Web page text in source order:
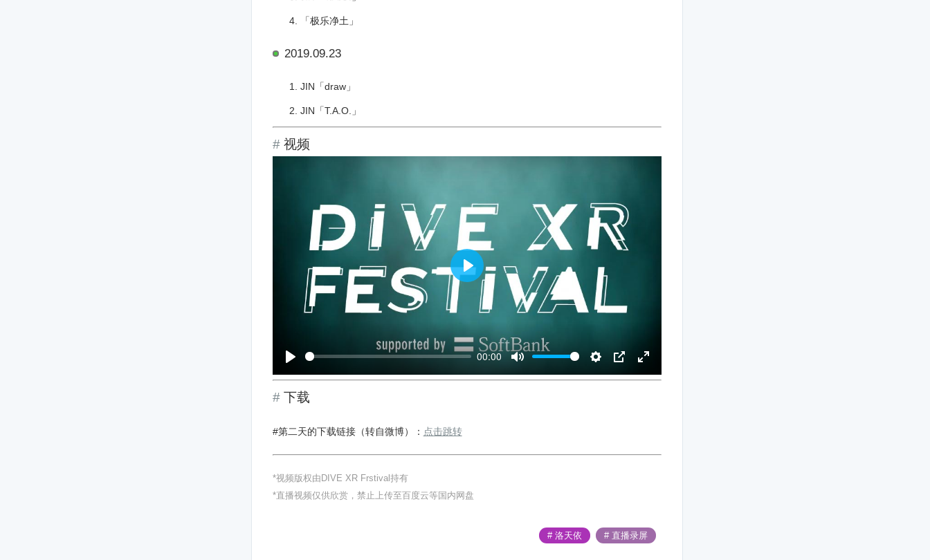
「极乐净土」
2019.09.23
JIN「draw」
JIN「T.A.O.」
视频
a
00:00
c
r
P
y
下载
#第二天的下载链接（转自微博）： 点击跳转
*视频版权由DIVE XR Frstival持有
*直播视频仅供欣赏，禁止上传至百度云等国内网盘
# 洛天依 # 直播录屏